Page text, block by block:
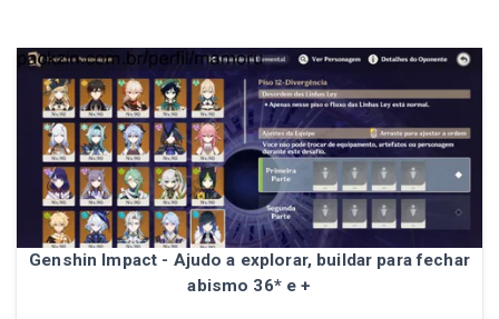
Genshin Impact - Ajudo a explorar, buildar para fechar
abismo 36* e +